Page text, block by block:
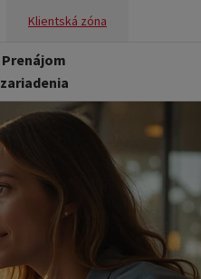
Klientská zóna
Prenájom
zariadenia